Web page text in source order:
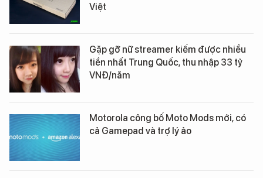
Việt
Gặp gỡ nữ streamer kiếm được nhiều
tiền nhất Trung Quốc, thu nhập 33 tỷ
VNĐ/năm
Motorola công bố Moto Mods mới, có
cả Gamepad và trợ lý ảo